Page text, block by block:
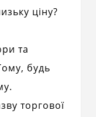
ціну?
та
будь
торгової